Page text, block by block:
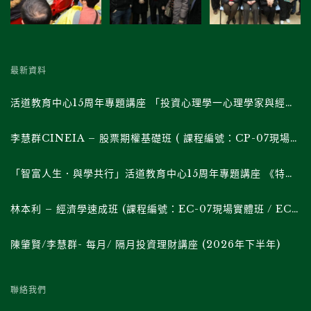
最新資料
活道教育中心15周年專題講座 「投資心理學一心理學家與經濟學家對談」(課程編號: RH-03現場實體班/ RH-03F直播班)
李慧群CINEIA – 股票期權基礎班 ( 課程編號：CP-07現場實體班 / CP-07F直播班 )
「智富人生．與學共行」活道教育中心15周年專題講座 《特朗普的帝國權力遊戲》系列 (課程編號 : RH-02現場實體班/ RH02F直播班)
林本利 – 經濟學速成班 (課程編號：EC-07現場實體班 / EC-07F直播班 )
陳肇賢/李慧群- 每月/ 隔月投資理財講座 (2026年下半年)
聯絡我們